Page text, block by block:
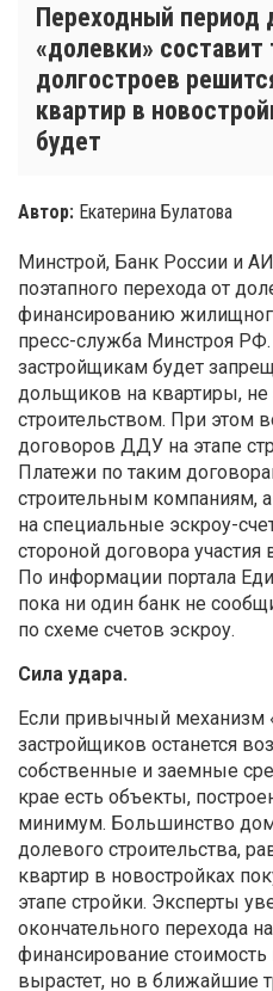
Переходный период
«долевки»
долгостроев
квартир в
будет
Автор: Екатерина Булатова
Минстрой, Банк России и
поэтапного перехода от
финансированию
пресс-служба Минстроя
застройщикам будет
дольщиков на квартиры,
строительством. При этом
договоров ДДУ на этапе
Платежи по таким
строительным компаниям,
на специальные эскроу-
стороной договора
По информации портала
пока ни один банк не
по схеме счетов эскроу.
Сила удара.
Если привычный механизм
застройщиков останется
собственные и заемные
крае есть объекты,
минимум. Большинство
долевого строительства,
квартир в новостройках
этапе стройки. Эксперты
окончательного перехода
финансирование стоимость
вырастет, но в ближайшие